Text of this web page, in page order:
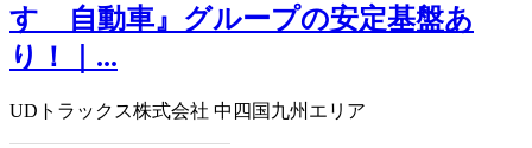
すゞ自動車』グループの安定基盤あ
り！｜...
UDトラックス株式会社 中四国九州エリア